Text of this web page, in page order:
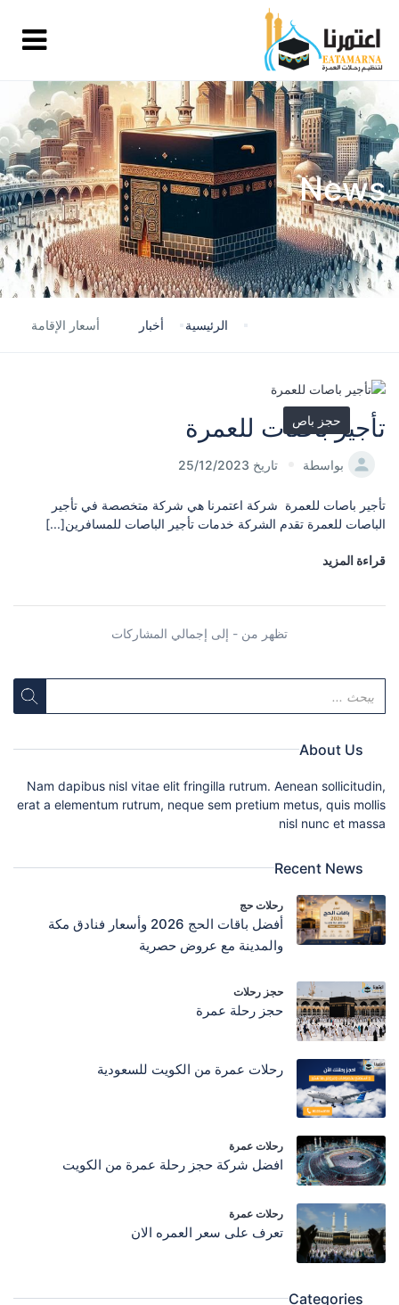
News
الرئيسية أخبار أسعار الإقامة
حجز باص
تأجير باصات للعمرة
بواسطة تاريخ 25/12/2023
تأجير باصات للعمرة شركة اعتمرنا هي شركة متخصصة في تأجير
الباصات للعمرة تقدم الشركة خدمات تأجير الباصات للمسافرين[...]
قراءة المزيد
تظهر من - إلى إجمالي المشاركات
About Us
Nam dapibus nisl vitae elit fringilla rutrum. Aenean sollicitudin,
erat a elementum rutrum, neque sem pretium metus, quis mollis
nisl nunc et massa
Recent News
رحلات حج
أفضل باقات الحج 2026 وأسعار فنادق مكة
والمدينة مع عروض حصرية
حجز رحلات
حجز رحلة عمرة
رحلات عمرة من الكويت للسعودية
رحلات عمرة
افضل شركة حجز رحلة عمرة من الكويت
رحلات عمرة
تعرف على سعر العمره الان
Categories